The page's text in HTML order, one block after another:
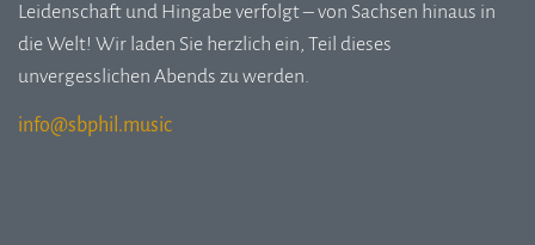
Leidenschaft und Hingabe verfolgt – von Sachsen hinaus in
die Welt! Wir laden Sie herzlich ein, Teil dieses
unvergesslichen Abends zu werden.